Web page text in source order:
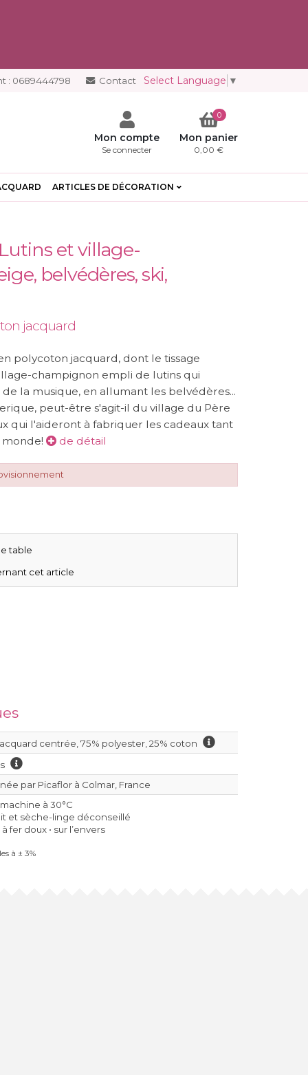
Select Language ▼
: 0689444798 Contact
Mon compte
Se connecter
0
Mon panier
0,00 €
ARTICLES DE DÉCORATION
et village-
belvédères, ski,
jacquard
polycoton jacquard, dont le tissage
champignon empli de lutins qui
la musique, en allumant les belvédères...
peut-être s'agit-il du village du Père
qui l'aideront à fabriquer les cadeaux tant
monde!
de détail
table
cet article
centrée, 75% polyester, 25% coton
par Picaflor à Colmar, France
à 30°C
et sèche-linge déconseillé
fer doux • sur l’envers
à ± 3%